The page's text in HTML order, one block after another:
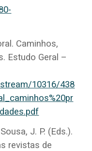
Caminhos,
Estudo Geral –
10316/438
J. P. (Eds.).
revistas de